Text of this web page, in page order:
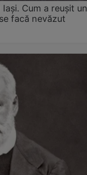
Cum a reușit un
facă nevăzut